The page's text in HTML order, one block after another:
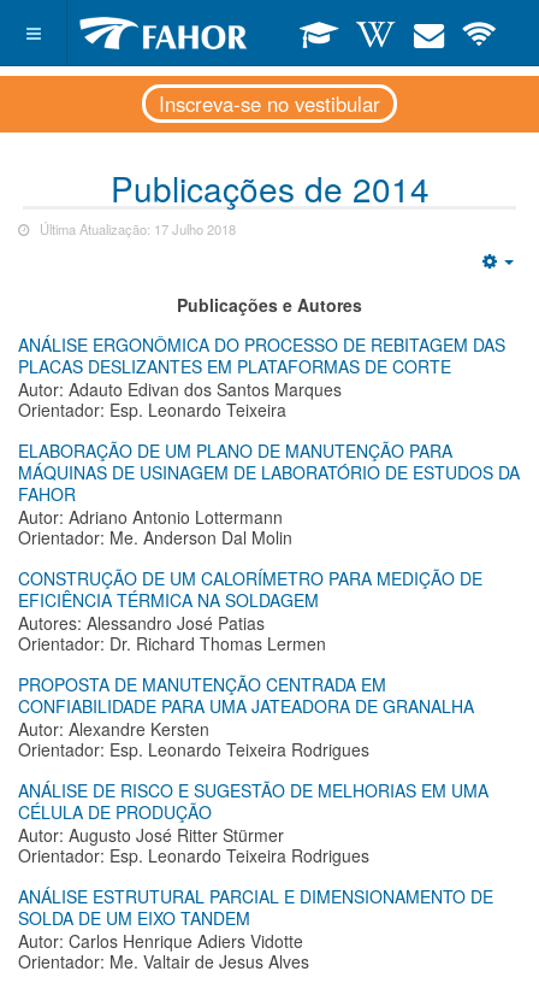
Inscreva-se no vestibular
Publicações de 2014
Última Atualização: 17 Julho 2018
Publicações e Autores
ANÁLISE ERGONÔMICA DO PROCESSO DE REBITAGEM DAS
PLACAS DESLIZANTES EM PLATAFORMAS DE CORTE
Autor: Adauto Edivan dos Santos Marques
Orientador: Esp. Leonardo Teixeira
ELABORAÇÃO DE UM PLANO DE MANUTENÇÃO PARA
MÁQUINAS DE USINAGEM DE LABORATÓRIO DE ESTUDOS DA
FAHOR
Autor: Adriano Antonio Lottermann
Orientador: Me. Anderson Dal Molin
CONSTRUÇÃO DE UM CALORÍMETRO PARA MEDIÇÃO DE
EFICIÊNCIA TÉRMICA NA SOLDAGEM
Autores: Alessandro José Patias
Orientador: Dr. Richard Thomas Lermen
PROPOSTA DE MANUTENÇÃO CENTRADA EM
CONFIABILIDADE PARA UMA JATEADORA DE GRANALHA
Autor: Alexandre Kersten
Orientador: Esp. Leonardo Teixeira Rodrigues
ANÁLISE DE RISCO E SUGESTÃO DE MELHORIAS EM UMA
CÉLULA DE PRODUÇÃO
Autor: Augusto José Ritter Stürmer
Orientador: Esp. Leonardo Teixeira Rodrigues
ANÁLISE ESTRUTURAL PARCIAL E DIMENSIONAMENTO DE
SOLDA DE UM EIXO TANDEM
Autor: Carlos Henrique Adiers Vidotte
Orientador: Me. Valtair de Jesus Alves